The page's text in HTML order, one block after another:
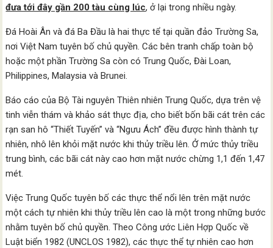
đưa tới đây gần 200 tàu cùng lúc, ở lại trong nhiều ngày.
Đá Hoài Ân và đá Ba Đầu là hai thực tể tại quần đảo Trường Sa,
nơi Việt Nam tuyên bố chủ quyền. Các bên tranh chấp toàn bộ
hoặc một phần Trường Sa còn có Trung Quốc, Đài Loan,
Philippines, Malaysia và Brunei.
Báo cáo của Bộ Tài nguyên Thiên nhiên Trung Quốc, dựa trên vệ
tinh viễn thám và khảo sát thực địa, cho biết bốn bãi cát trên các
rạn san hô “Thiết Tuyến” và “Ngưu Ách” đều được hình thành tự
nhiên, nhô lên khỏi mặt nước khi thủy triều lên. Ở mức thủy triều
trung bình, các bãi cát này cao hơn mặt nước chừng 1,1 đến 1,47
mét.
Việc Trung Quốc tuyên bố các thực thể nổi lên trên mặt nước
một cách tự nhiên khi thủy triều lên cao là một trong những bước
nhằm tuyên bố chủ quyền. Theo Công ước Liên Hợp Quốc về
Luật biển 1982 (UNCLOS 1982), các thực thể tự nhiên cao hơn